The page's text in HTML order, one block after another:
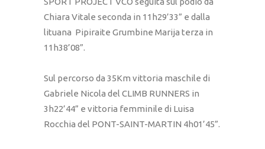
Chiara Vitale seconda in 11h29’33” e dalla
lituana Pipiraite Grumbine Marija terza in
11h38’08”.
Sul percorso da 35Km vittoria maschile di
Gabriele Nicola del CLIMB RUNNERS in
3h22’44” e vittoria femminile di Luisa
Rocchia del PONT-SAINT-MARTIN 4h01’45”.